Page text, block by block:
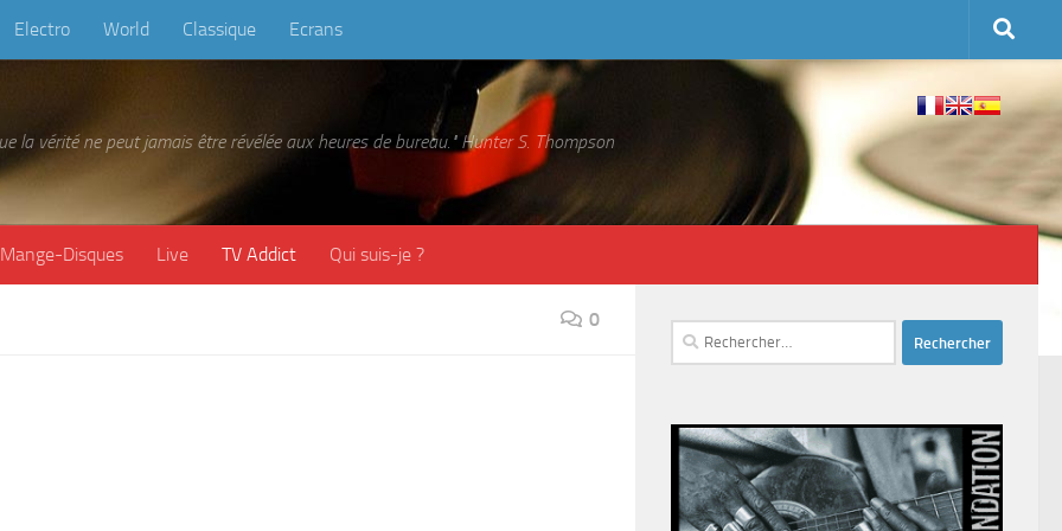
Electro World Classique Ecrans
la vérité ne peut jamais être révélée aux heures de bureau." Hunter S. Thompson
Mange-Disques Live TV Addict Qui suis-je ?
0
Rechercher :